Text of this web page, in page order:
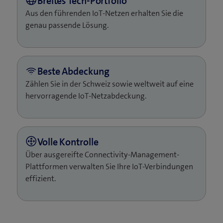
Aus den führenden IoT-Netzen erhalten Sie die
genau passende Lösung.
Zählen Sie in der Schweiz sowie weltweit auf eine
hervorragende IoT-Netzabdeckung.
Über ausgereifte Connectivity-Management-
Plattformen verwalten Sie Ihre IoT-Verbindungen
effizient.